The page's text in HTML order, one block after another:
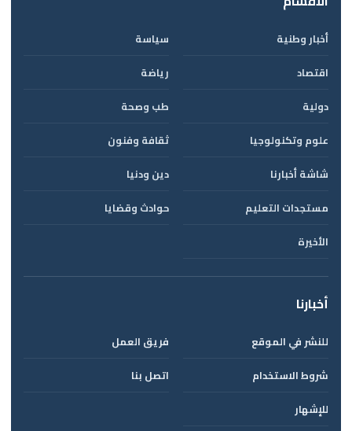
أخبار وطنية
سياسة
اقتصاد
رياضة
دولية
طب وصحة
علوم وتكنولوجيا
ثقافة وفنون
شاشة أخبارنا
دين ودنيا
مستجدات التعليم
حوادث وقضايا
الأخيرة
أخبارنا
للنشر في الموقع
فريق العمل
شروط الاستخدام
اتصل بنا
للإشهار